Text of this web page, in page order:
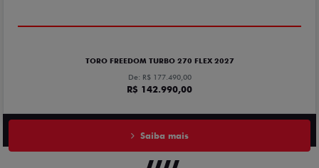
TORO FREEDOM TURBO 270 FLEX 2027
De: R$ 177.490,00
R$ 142.990,00
Saiba mais